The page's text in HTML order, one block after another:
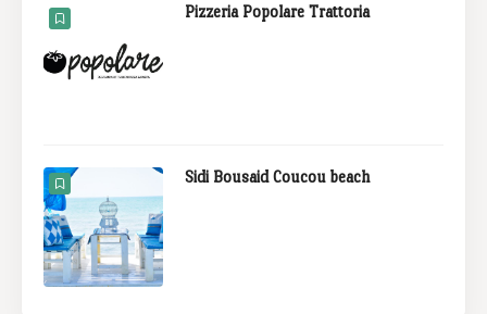
Pizzeria Popolare Trattoria
Sidi Bousaid Coucou beach